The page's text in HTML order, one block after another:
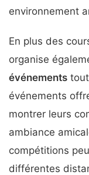
environnement
En plus des
organise
événements
événements
montrer leurs
ambiance
compétitions
différentes